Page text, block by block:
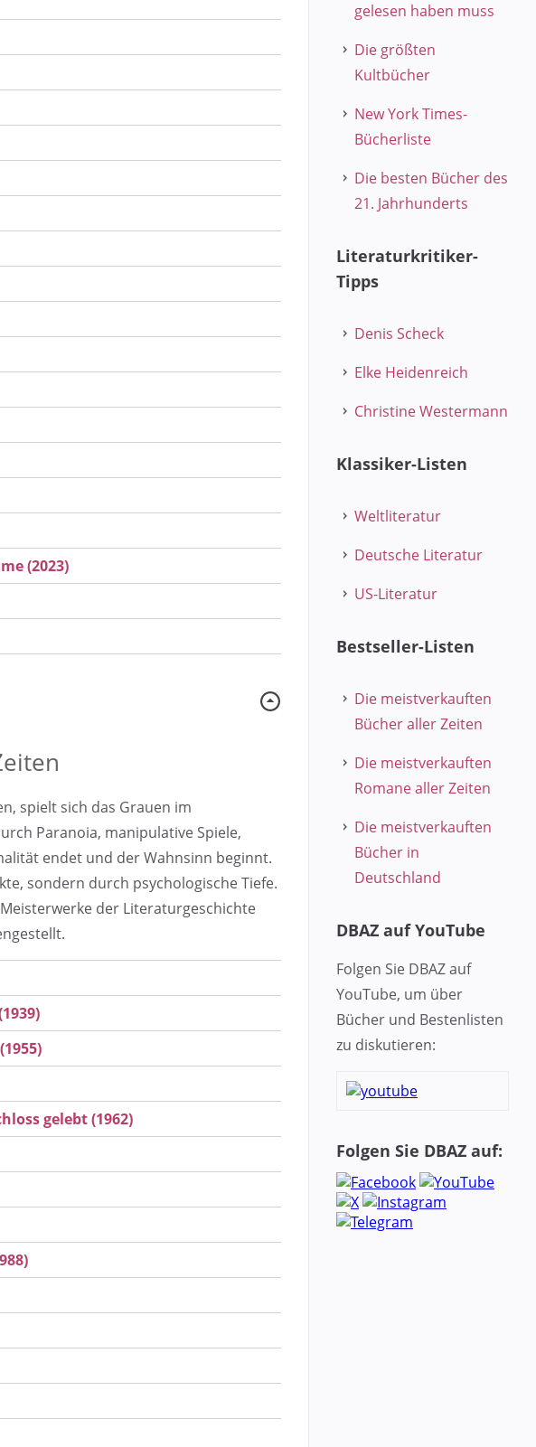
(2023)
spielt sich das Grauen im
Paranoia, manipulative Spiele,
endet und der Wahnsinn beginnt.
sondern durch psychologische Tiefe.
der Literaturgeschichte
gelebt (1962)
gelesen haben muss
Die größten
Kultbücher
New York Times-
Bücherliste
Die besten Bücher des
21. Jahrhunderts
Literaturkritiker-
Tipps
Denis Scheck
Elke Heidenreich
Christine Westermann
Klassiker-Listen
Weltliteratur
Deutsche Literatur
US-Literatur
Bestseller-Listen
Die meistverkauften
Bücher aller Zeiten
Die meistverkauften
Romane aller Zeiten
Die meistverkauften
Bücher in
Deutschland
DBAZ auf YouTube
Folgen Sie DBAZ auf
YouTube, um über
Bücher und Bestenlisten
zu diskutieren:
Folgen Sie DBAZ auf: